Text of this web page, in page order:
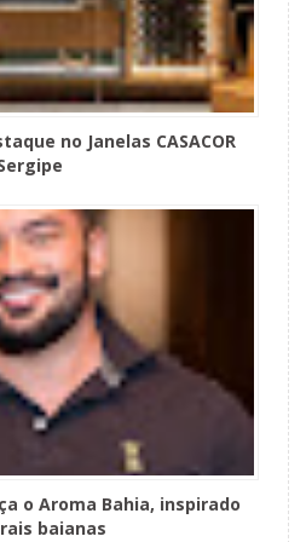
no Janelas CASACOR
o Aroma Bahia, inspirado
baianas